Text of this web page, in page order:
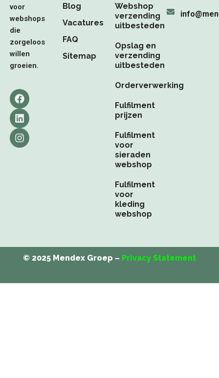
voor
webshops
die
zorgeloos
willen
groeien.
F
a
c
e
b
o
L
i
n
k
e
d
I
n
s
t
a
g
Blog
Vacatures
FAQ
Sitemap
Webshop
verzending
uitbesteden
Opslag en
verzending
uitbesteden
Orderverwerking
Fulfilment
prijzen
Fulfilment
voor
sieraden
webshop
Fulfilment
voor
kleding
webshop
© 2025 Mendex Groep – Privacy Statement